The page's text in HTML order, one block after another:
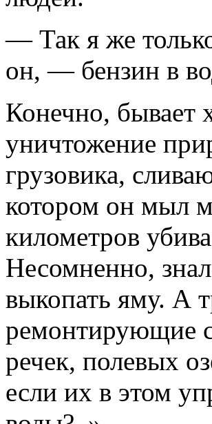
— Так я же
он, — бензин в
Конечно, бывает
уничтожение
грузовика,
котором он мыл
километров
Несомненно,
выкопать яму. А
ремонтирующие
речек, полевых
если их в этом